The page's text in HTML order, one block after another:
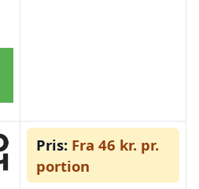
Pris: Fra 46 kr. pr.
portion